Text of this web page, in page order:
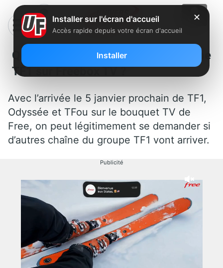
Quelles autres chaînes du groupe
TF1 sur Freebox TV ?
Avec l’arrivée le 5 janvier prochain de TF1,
Odyssée et TFou sur le bouquet TV de
Free, on peut légitimement se demander si
d’autres chaîne du groupe TF1 vont arriver.
Publicité
✕
Installer sur l'écran d'accueil
Accès rapide depuis votre écran d'accueil
Installer